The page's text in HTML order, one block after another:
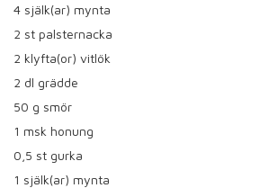
4 själk(ar) mynta
2 st palsternacka
2 klyfta(or) vitlök
2 dl grädde
50 g smör
1 msk honung
0,5 st gurka
1 själk(ar) mynta